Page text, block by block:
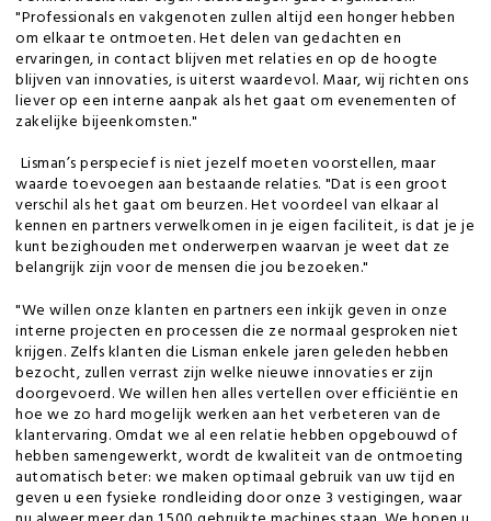
"Professionals en vakgenoten zullen altijd een honger hebben
om elkaar te ontmoeten. Het delen van gedachten en
ervaringen, in contact blijven met relaties en op de hoogte
blijven van innovaties, is uiterst waardevol. Maar, wij richten ons
liever op een interne aanpak als het gaat om evenementen of
zakelijke bijeenkomsten."
Lisman’s perspecief is niet jezelf moeten voorstellen, maar
waarde toevoegen aan bestaande relaties. "Dat is een groot
verschil als het gaat om beurzen. Het voordeel van elkaar al
kennen en partners verwelkomen in je eigen faciliteit, is dat je je
kunt bezighouden met onderwerpen waarvan je weet dat ze
belangrijk zijn voor de mensen die jou bezoeken."
"We willen onze klanten en partners een inkijk geven in onze
interne projecten en processen die ze normaal gesproken niet
krijgen. Zelfs klanten die Lisman enkele jaren geleden hebben
bezocht, zullen verrast zijn welke nieuwe innovaties er zijn
doorgevoerd. We willen hen alles vertellen over efficiëntie en
hoe we zo hard mogelijk werken aan het verbeteren van de
klantervaring. Omdat we al een relatie hebben opgebouwd of
hebben samengewerkt, wordt de kwaliteit van de ontmoeting
automatisch beter: we maken optimaal gebruik van uw tijd en
geven u een fysieke rondleiding door onze 3 vestigingen, waar